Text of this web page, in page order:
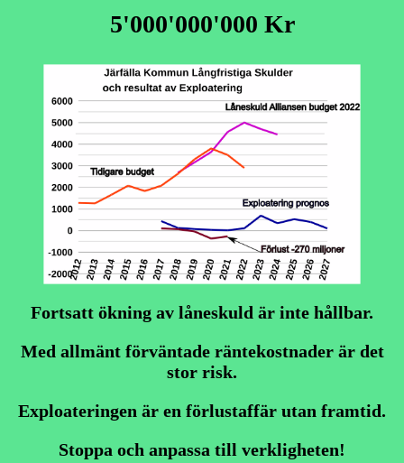
5'000'000'000 Kr
Fortsatt ökning av låneskuld är inte hållbar.
Med allmänt förväntade räntekostnader är det
stor risk.
Exploateringen är en förlustaffär utan framtid.
Stoppa och anpassa till verkligheten!